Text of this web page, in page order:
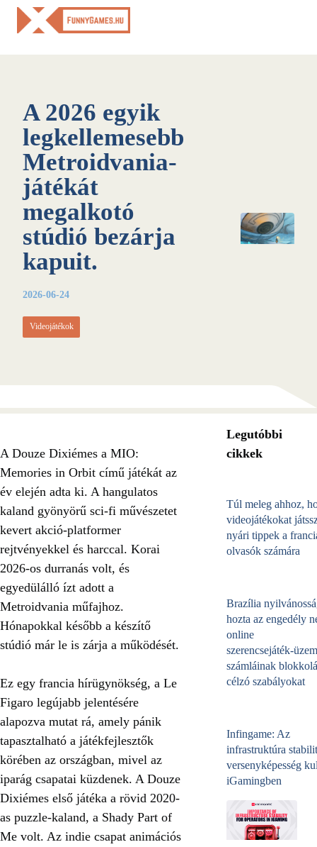
Skip
A 2026 egyik
legkellemesebb
Metroidvania-
játékát
megalkotó
stúdió bezárja
kapuit.
2026-06-24
Videojátékok
A Douze Dixiémes a MIO:
Memories in Orbit című játékát az
év elején adta ki. A hangulatos
kaland gyönyörű sci‑fi művészetet
kevert akció-platformer
rejtvényekkel és harccal. Korai
2026-os durranás volt, és
egyedülálló ízt adott a
Metroidvania műfajhoz.
Hónapokkal később a készítő
stúdió már le is zárja a működését.
Ez egy francia hírügynökség, a Le
Figaro legújabb jelentésére
alapozva mutat rá, amely pánik
tapasztalható a játékfejlesztők
körében az országban, mivel az
iparág csapatai küzdenek. A Douze
Dixiémes első játéka a rövid 2020-
as puzzle-kaland, a Shady Part of
Me volt. Az indie csapat animációs
Legutóbbi
cikkek
Túl meleg ahhoz,
videojátékokat
nyári tippek a
olvasók számára
Brazília
hozta az engedély
online
számláinak
célzó szabályokat
Infingame: Az
infrastruktúra
versenyképesség
iGamingben